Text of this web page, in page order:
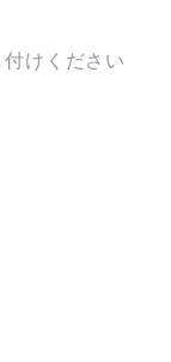
けください